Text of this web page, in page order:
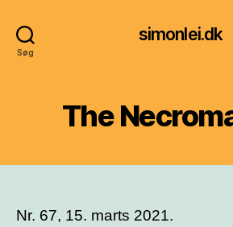
Søg
simonlei.dk
The
Nr. 67, 15. marts 2021.